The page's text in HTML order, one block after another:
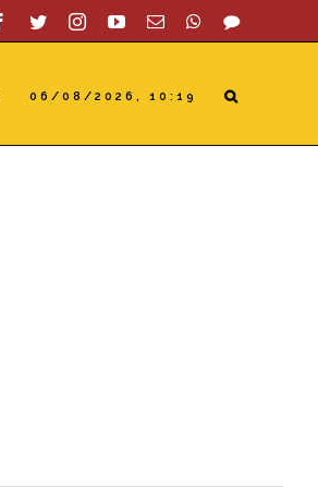
Facebook
TwitterInstagramYouTube
Email WhatsApp
SAC
06/08/2026, 10:19